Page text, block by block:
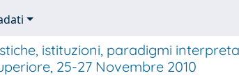
istituzioni, paradigmi
25-27 Novembre 2010